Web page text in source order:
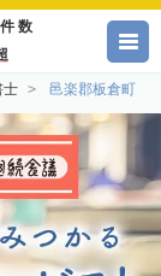
数
邑楽郡板倉町